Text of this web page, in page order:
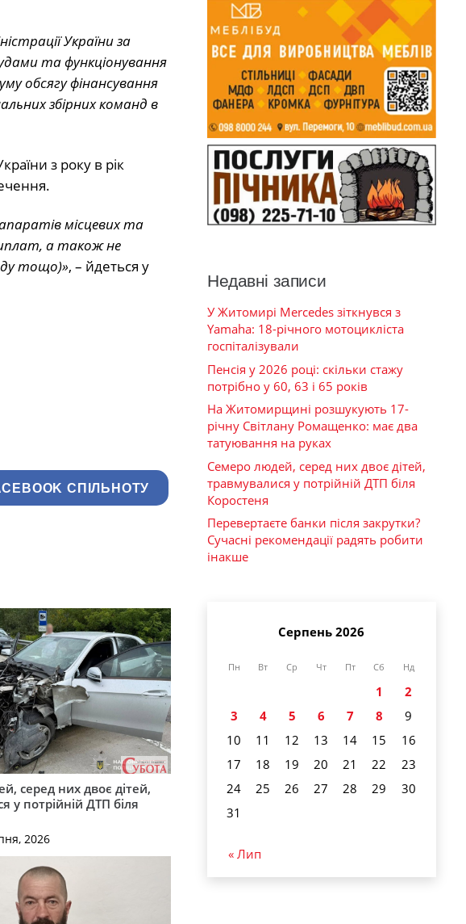
України за
та функціонування
обсягу фінансування
збірних команд в
з року в рік
місцевих та
а також не
тощо)», – йдеться у
СПІЛЬНОТУ
серед них двоє дітей,
у потрійній ДТП біля
2026
Недавні записи
У Житомирі Mercedes зіткнувся з
Yamaha: 18-річного мотоцикліста
госпіталізували
Пенсія у 2026 році: скільки стажу
потрібно у 60, 63 і 65 років
На Житомирщині розшукують 17-
річну Світлану Ромащенко: має два
татуювання на руках
Семеро людей, серед них двоє дітей,
травмувалися у потрійній ДТП біля
Коростеня
Перевертаєте банки після закрутки?
Сучасні рекомендації радять робити
інакше
Серпень 2026
Пн Вт Ср Чт Пт Сб Нд
1
2
3
4 5 6 7 8
9
10
11 12 13 14 15
16
17
18 19 20 21 22
23
24
25 26 27 28 29
30
31
« Лип